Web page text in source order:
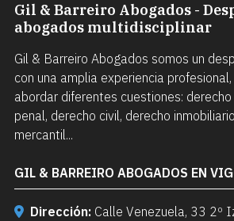
Gil & Barreiro Abogados -
abogados multidisciplinar
Gil & Barreiro Abogados somos un
con una amplia experiencia
abordar diferentes cuestiones:
penal, derecho civil, derecho
mercantil...
GIL & BARREIRO ABOGADOS EN
Dirección: Calle Venezuela, 33 2º